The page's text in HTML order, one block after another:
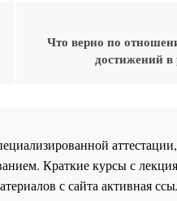
Что верно по
достижений в
Краткие курсы с
с сайта активная